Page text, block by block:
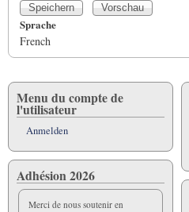
Sprache
French
Menu du compte de
l'utilisateur
Anmelden
Adhésion 2026
Merci de nous soutenir en